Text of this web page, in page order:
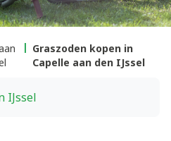
Graszoden kopen in
Capelle aan den IJssel
IJssel